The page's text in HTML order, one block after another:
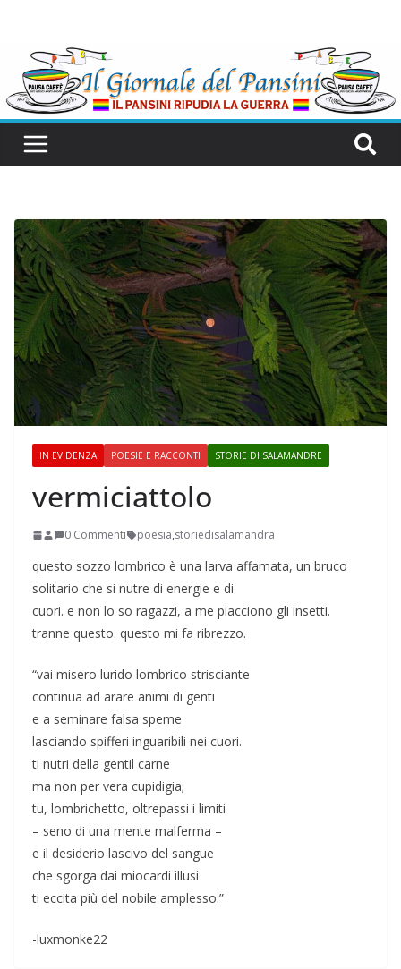
IN EVIDENZA POESIE E RACCONTI STORIE DI SALAMANDRE
vermiciattolo
0 Commenti poesia,storiedisalamandra
questo sozzo lombrico è una larva affamata, un bruco
solitario che si nutre di energie e di
cuori. e non lo so ragazzi, a me piacciono gli insetti.
tranne questo. questo mi fa ribrezzo.
“vai misero lurido lombrico strisciante
continua ad arare animi di genti
e a seminare falsa speme
lasciando spifferi inguaribili nei cuori.
ti nutri della gentil carne
ma non per vera cupidigia;
tu, lombrichetto, oltrepassi i limiti
– seno di una mente malferma –
e il desiderio lascivo del sangue
che sgorga dai miocardi illusi
ti eccita più del nobile amplesso.”
-luxmonke22